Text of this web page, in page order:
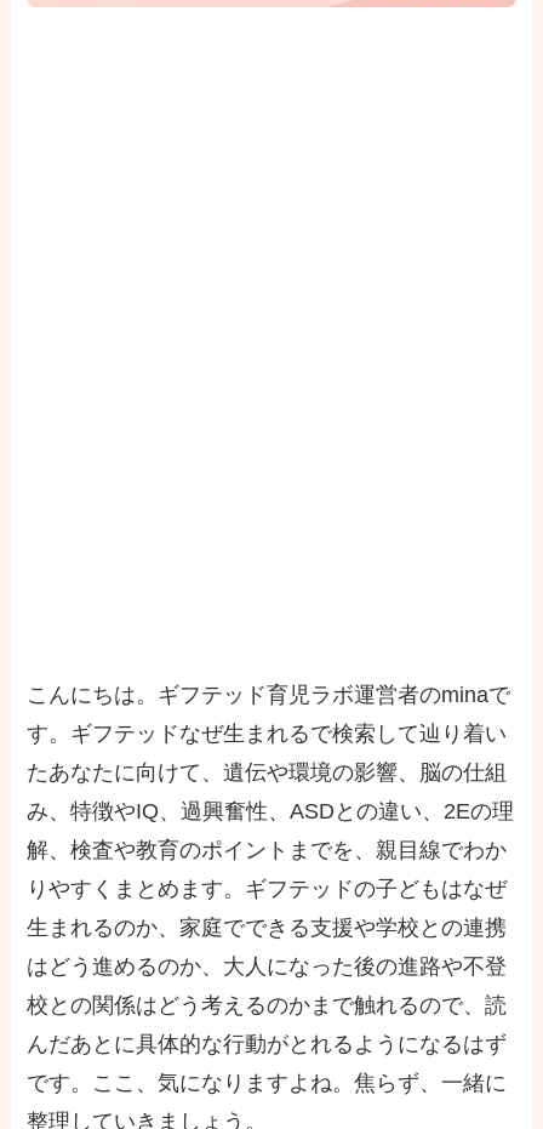
こんにちは。ギフテッド育児ラボ運営者のminaで
す。ギフテッドなぜ生まれるで検索して辿り着い
たあなたに向けて、遺伝や環境の影響、脳の仕組
み、特徴やIQ、過興奮性、ASDとの違い、2Eの理
解、検査や教育のポイントまでを、親目線でわか
りやすくまとめます。ギフテッドの子どもはなぜ
生まれるのか、家庭でできる支援や学校との連携
はどう進めるのか、大人になった後の進路や不登
校との関係はどう考えるのかまで触れるので、読
んだあとに具体的な行動がとれるようになるはず
です。ここ、気になりますよね。焦らず、一緒に
整理していきましょう。